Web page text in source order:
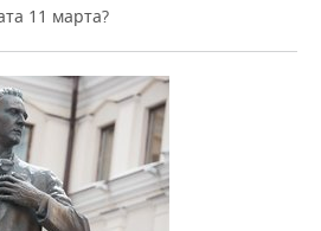
11 марта?